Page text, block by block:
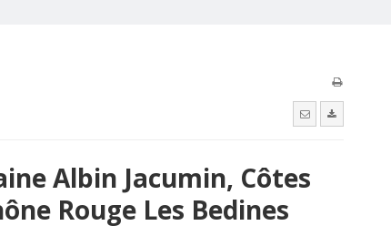
Albin Jacumin, Côtes
Rouge Les Bedines